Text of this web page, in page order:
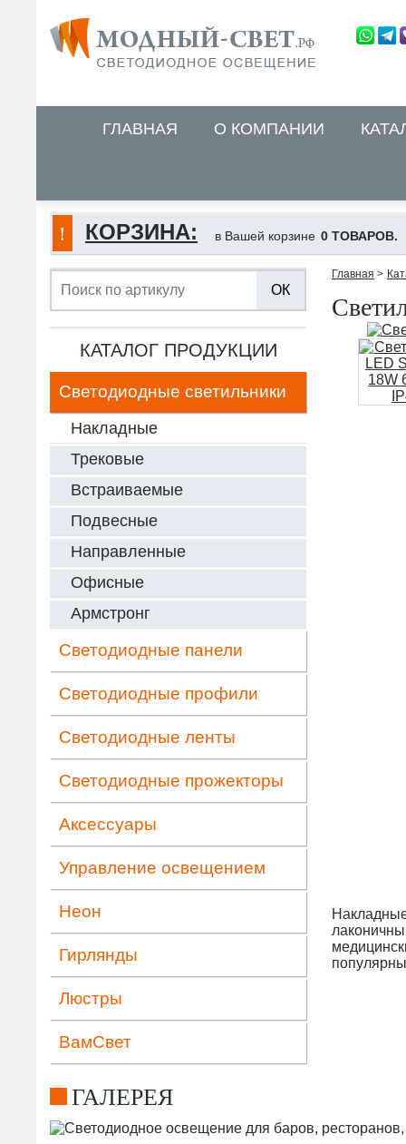
ГЛАВНАЯ О КОМПАНИИ
КОРЗИНА: в Вашей корзине 0 ТОВАРОВ.
ОК
КАТАЛОГ ПРОДУКЦИИ
Светодиодные светильники
Накладные
Трековые
Встраиваемые
Подвесные
Направленные
Офисные
Армстронг
Светодиодные панели
Светодиодные профили
Светодиодные ленты
Светодиодные прожекторы
Аксессуары
Управление освещением
Неон
Гирлянды
Люстры
ВамСвет
Главная >
ГАЛЕРЕЯ